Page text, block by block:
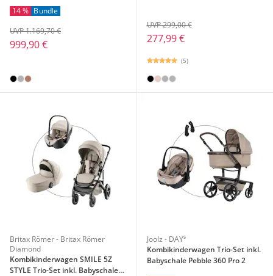
14 % Bundle
999,90 €
UVP 1.169,70 €
277,99 €
UVP 299,00 €
(5)
Britax Römer - Britax Römer
Diamond
Kombikinderwagen SMILE 5Z
STYLE Trio-Set inkl. Babyschale
Joolz - DAY⁵
Kombikinderwagen Trio-Set inkl.
Babyschale Pebble 360 Pro 2